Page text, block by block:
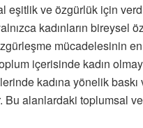
eşitlik ve özgürlük için
kadınların
mücadelesinin
içerisinde kadın
kadına yönelik
alanlardaki toplumsal